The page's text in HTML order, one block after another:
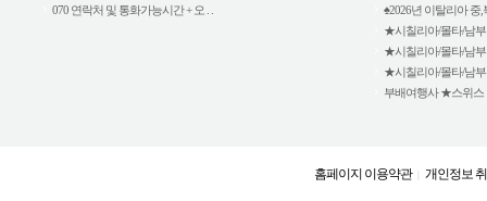
♠2026년 이탈리아 중,
★시칠리아/몰타/남
★시칠리아/몰타/남
★시칠리아/몰타/남
부배여행사 ★스위스
070 연락처 및 통화가능시간 + 오 . .
홈페이지 이용약관 개인정보